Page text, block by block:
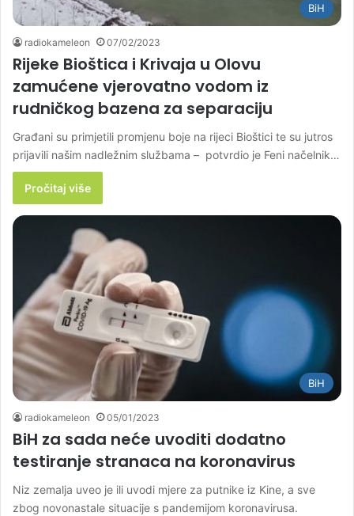
BiH
radiokameleon 07/02/2023
Rijeke Bioštica i Krivaja u Olovu
zamućene vjerovatno vodom iz
rudničkog bazena za separaciju
Građani su primjetili promjenu boje na rijeci Bioštici te su jutros
prijavili našim nadležnim službama – potvrdio je Feni načelnik…
Pročitaj više
BiH
radiokameleon 05/01/2023
BiH za sada neće uvoditi dodatno
testiranje stranaca na koronavirus
Niz zemalja uveo je ili uvodi mjere za putnike iz Kine, a sve
zbog novonastale situacije s pandemijom koronavirusa.